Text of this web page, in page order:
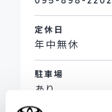
定休日
年中無休
駐車場
あり